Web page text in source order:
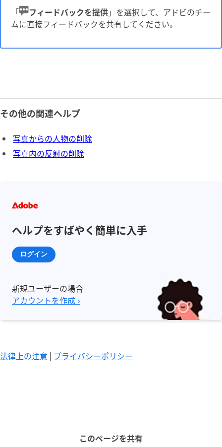
「 フィードバックを提供」を選択して、アドビのチー
ムに直接フィードバックを共有してください。
その他の関連ヘルプ
写真からの人物の削除
写真内の反射の削除
ヘルプをすばやく簡単に入手
ログイン
新規ユーザーの場合
アカウントを作成 ›
法律上の注意 | プライバシーポリシー
このページを共有